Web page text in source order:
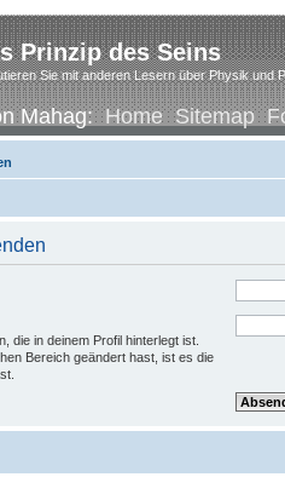
Prinzip des Seins
Sie mit anderen Lesern über Physik und
Mahag:Home Sitemap
die in deinem Profil hinterlegt ist.
Bereich geändert hast, ist es die